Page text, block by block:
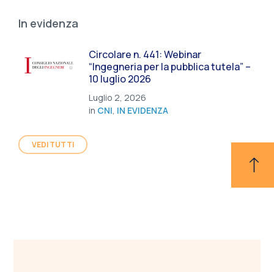
In evidenza
Circolare n. 441: Webinar
“Ingegneria per la pubblica tutela” –
10 luglio 2026
Luglio 2, 2026
in CNI, IN EVIDENZA
VEDI TUTTI